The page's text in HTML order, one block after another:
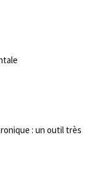
: un outil très